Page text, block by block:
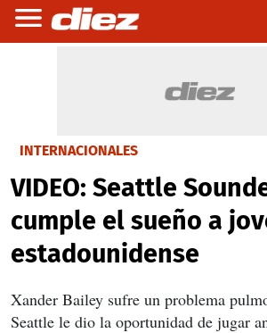
INTERNACIONALES
VIDEO: Seattle
cumple el sueño a
estadounidense
Xander Bailey sufre un problema
Seattle le dio la oportunidad de jugar